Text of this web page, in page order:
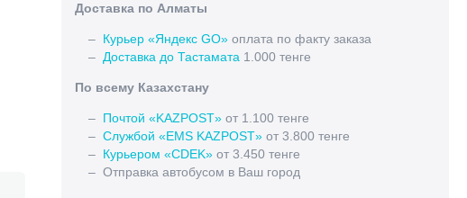
Доставка по Алматы
– Курьер «Яндекс GO» оплата по факту заказа
– Доставка до Тастамата 1.000 тенге
По всему Казахстану
– Почтой «KAZPOST» от 1.100 тенге
– Службой «EMS KAZPOST» от 3.800 тенге
– Курьером «CDEK» от 3.450 тенге
– Отправка автобусом в Ваш город